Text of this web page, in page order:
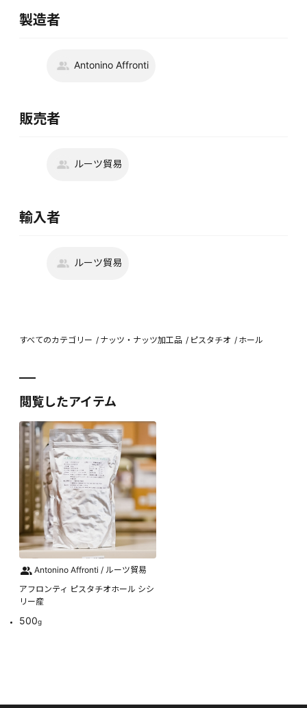
製造者
Antonino Affronti
販売者
ルーツ貿易
輸入者
ルーツ貿易
すべてのカテゴリー ナッツ・ナッツ加工品 ピスタチオ ホール
閲覧したアイテム
Antonino Affronti / ルーツ貿易
アフロンティ ピスタチオホール シシ
リー産
500g